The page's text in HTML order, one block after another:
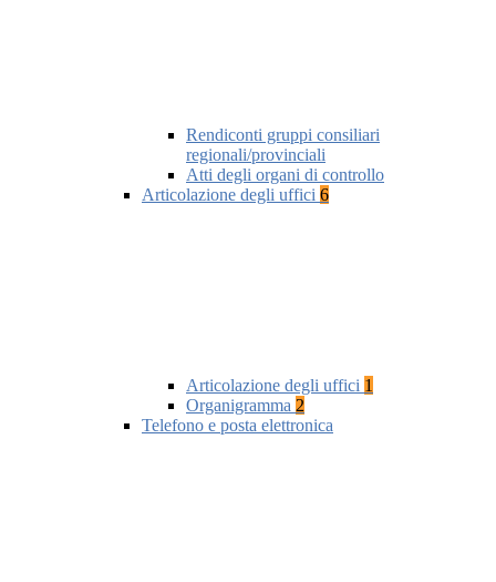
Rendiconti gruppi consiliari
regionali/provinciali
Atti degli organi di controllo
Articolazione degli uffici 6
Articolazione degli uffici 1
Organigramma 2
Telefono e posta elettronica